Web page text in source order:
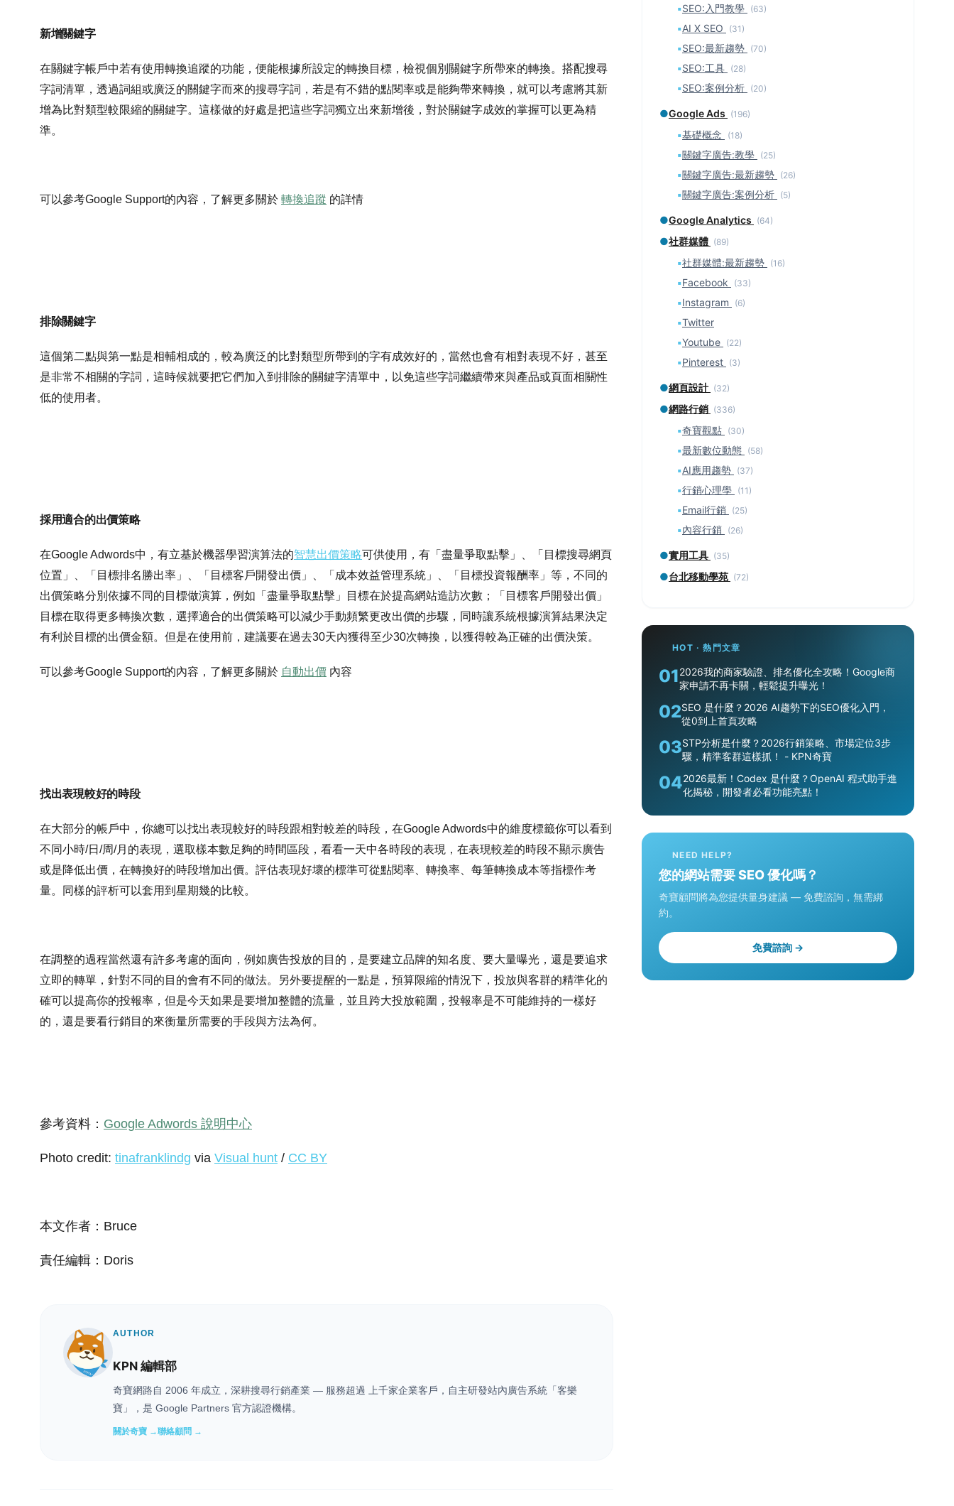
新增關鍵字
在關鍵字帳戶中若有使用轉換追蹤的功能，便能根據所設定的轉換目標，檢視個別關鍵字所帶來的轉換。搭配搜尋
字詞清單，透過詞組或廣泛的關鍵字而來的搜尋字詞，若是有不錯的點閱率或是能夠帶來轉換，就可以考慮將其新
增為比對類型較限縮的關鍵字。這樣做的好處是把這些字詞獨立出來新增後，對於關鍵字成效的掌握可以更為精
準。
可以參考Google Support的內容，了解更多關於 轉換追蹤 的詳情
排除關鍵字
這個第二點與第一點是相輔相成的，較為廣泛的比對類型所帶到的字有成效好的，當然也會有相對表現不好，甚至
是非常不相關的字詞，這時候就要把它們加入到排除的關鍵字清單中，以免這些字詞繼續帶來與產品或頁面相關性
低的使用者。
採用適合的出價策略
在Google Adwords中，有立基於機器學習演算法的智慧出價策略可供使用，有「盡量爭取點擊」、「目標搜尋網頁
位置」、「目標排名勝出率」、「目標客戶開發出價」、「成本效益管理系統」、「目標投資報酬率」等，不同的
出價策略分別依據不同的目標做演算，例如「盡量爭取點擊」目標在於提高網站造訪次數；「目標客戶開發出價」
目標在取得更多轉換次數，選擇適合的出價策略可以減少手動頻繁更改出價的步驟，同時讓系統根據演算結果決定
有利於目標的出價金額。但是在使用前，建議要在過去30天內獲得至少30次轉換，以獲得較為正確的出價決策。
可以參考Google Support的內容，了解更多關於 自動出價 內容
找出表現較好的時段
在大部分的帳戶中，你總可以找出表現較好的時段跟相對較差的時段，在Google Adwords中的維度標籤你可以看到
不同小時/日/周/月的表現，選取樣本數足夠的時間區段，看看一天中各時段的表現，在表現較差的時段不顯示廣告
或是降低出價，在轉換好的時段增加出價。評估表現好壞的標準可從點閱率、轉換率、每筆轉換成本等指標作考
量。同樣的評析可以套用到星期幾的比較。
在調整的過程當然還有許多考慮的面向，例如廣告投放的目的，是要建立品牌的知名度、要大量曝光，還是要追求
立即的轉單，針對不同的目的會有不同的做法。另外要提醒的一點是，預算限縮的情況下，投放與客群的精準化的
確可以提高你的投報率，但是今天如果是要增加整體的流量，並且跨大投放範圍，投報率是不可能維持的一樣好
的，還是要看行銷目的來衡量所需要的手段與方法為何。
參考資料： Google Adwords 說明中心
Photo credit: tinafranklindg via Visual hunt / CC BY
本文作者：Bruce
責任編輯：Doris
AUTHOR
KPN 編輯部
奇寶網路自 2006 年成立，深耕搜尋行銷產業 — 服務超過 上千家企業客戶，自主研發站內廣告系統「客樂
寶」，是 Google Partners 官方認證機構。
關於奇寶 →聯絡顧問 →
▪SEO:入門教學 (63)
▪AI X SEO (31)
▪SEO:最新趨勢 (70)
▪SEO:工具 (28)
▪SEO:案例分析 (20)
●Google Ads (196)
▪基礎概念 (18)
▪關鍵字廣告:教學 (25)
▪關鍵字廣告:最新趨勢 (26)
▪關鍵字廣告:案例分析 (5)
●Google Analytics (64)
●社群媒體 (89)
▪社群媒體:最新趨勢 (16)
▪Facebook (33)
▪Instagram (6)
▪Twitter
▪Youtube (22)
▪Pinterest (3)
●網頁設計 (32)
●網路行銷 (336)
▪奇寶觀點 (30)
▪最新數位動態 (58)
▪AI應用趨勢 (37)
▪行銷心理學 (11)
▪Email行銷 (25)
▪內容行銷 (26)
●實用工具 (35)
●台北移動學苑 (72)
HOT · 熱門文章
012026我的商家驗證、排名優化全攻略！Google商
家申請不再卡關，輕鬆提升曝光！
02SEO 是什麼？2026 AI趨勢下的SEO優化入門，
從0到上首頁攻略
03STP分析是什麼？2026行銷策略、市場定位3步
驟，精準客群這樣抓！ - KPN奇寶
042026最新！Codex 是什麼？OpenAI 程式助手進
化揭秘，開發者必看功能亮點！
NEED HELP?
您的網站需要 SEO 優化嗎？
奇寶顧問將為您提供量身建議 — 免費諮詢，無需綁
約。
免費諮詢 →